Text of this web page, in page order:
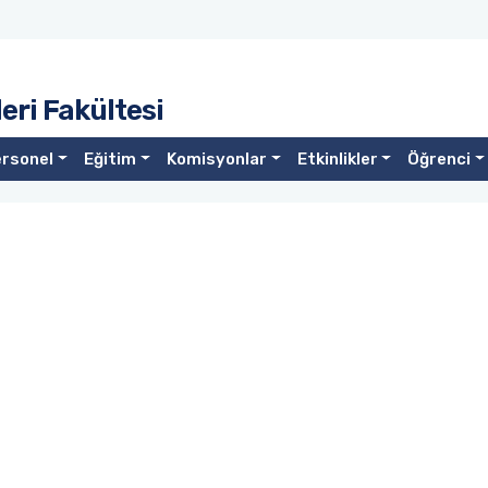
Fakültesi
Eğitim Komisyonlar Etkinlikler Öğrenci